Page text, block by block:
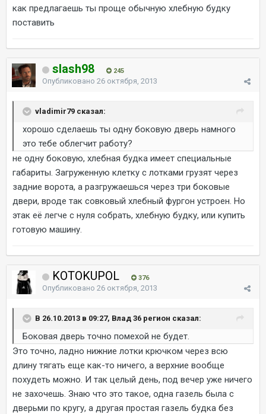
как предлагаешь ты проще обычную хлебную будку
поставить
slash98 245
Опубликовано 26 октября, 2013
vladimir79 сказал:
хорошо сделаешь ты одну боковую дверь намного
это тебе облегчит работу?
не одну боковую, хлебная будка имеет специальные
габариты. Загруженную клетку с лотками грузят через
задние ворота, а разгружаешься через три боковые
двери, вроде так совковый хлебный фургон устроен. Но
этак её легче с нуля собрать, хлебную будку, или купить
готовую машину.
KOTOKUPOL 376
Опубликовано 26 октября, 2013
В 26.10.2013 в 09:27, Влад 36 регион сказал:
Боковая дверь точно помехой не будет.
Это точно, ладно нижние лотки крючком через всю
длину тягать еще как-то ничего, а верхние вообще
похудеть можно. И так целый день, под вечер уже ничего
не захочешь. Знаю что это такое, одна газель была с
дверьми по кругу, а другая простая газель будка без